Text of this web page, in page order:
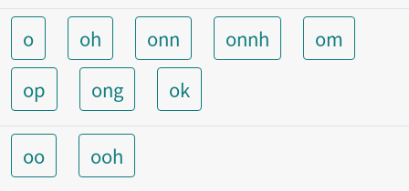
o oh onn onnh
om
op
ong ok
oo ooh